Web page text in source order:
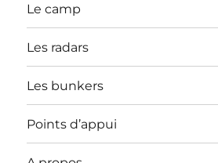
Le camp
Les radars
Les bunkers
Points d’appui